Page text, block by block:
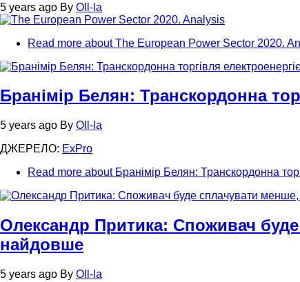
5 years ago By Oll-la
Read more about The European Power Sector 2020.
Бранімір Белян: Транскордонна
5 years ago By Oll-la
ДЖЕРЕЛО: ExPro
Read more about Бранімір Белян: Транскордонна
Олександр Притика: Споживач
найдовше
5 years ago By Oll-la